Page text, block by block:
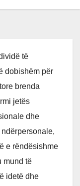
të
dobishëm për
brenda
jetës
dhe
e rëndësishme
mund të
idetë dhe